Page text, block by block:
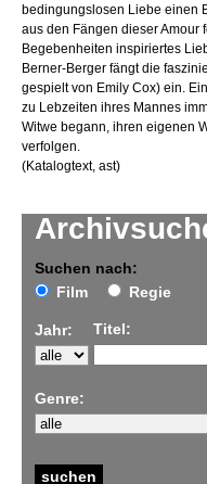
Suchen nach:
Film
Regie
Jahr: Titel:
Genre:
bedingungslosen Liebe einen
aus den Fängen dieser Amour
Begebenheiten inspiriertes
Berner-Berger fängt die
gespielt von Emily Cox) ein.
zu Lebzeiten ihres Mannes
Witwe begann, ihren eigenen
verfolgen.
(Katalogtext, ast)